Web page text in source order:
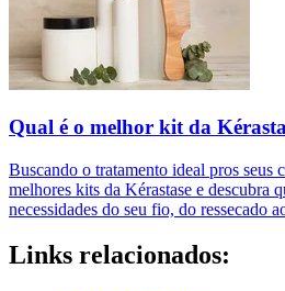
Qual é o melhor kit da
Buscando o tratamento ideal pros seus
melhores kits da Kérastase e descubra
necessidades do seu fio, do ressecado
Links relacionados: